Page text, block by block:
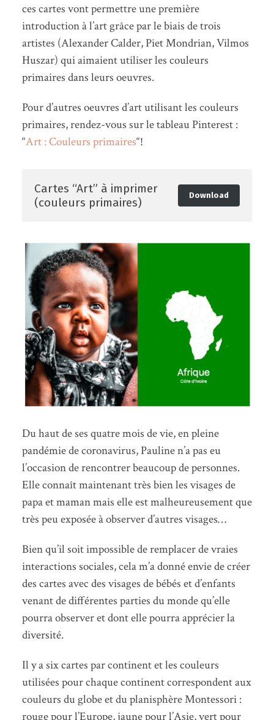
ces cartes vont permettre une première
introduction à l’art grâce par le biais de trois
artistes (Alexander Calder, Piet Mondrian, Vilmos
Huszar) qui aimaient utiliser les couleurs
primaires dans leurs oeuvres.
Pour d’autres oeuvres d’art utilisant les couleurs
primaires, rendez-vous sur le tableau Pinterest :
“Art : Couleurs primaires“!
Cartes “Art” à imprimer
(couleurs primaires)
Download
Du haut de ses quatre mois de vie, en pleine
pandémie de coronavirus, Pauline n’a pas eu
l’occasion de rencontrer beaucoup de personnes.
Elle connaît maintenant très bien les visages de
papa et maman mais elle est malheureusement que
très peu exposée à observer d’autres visages…
Bien qu’il soit impossible de remplacer de vraies
interactions sociales, cela m’a donné envie de créer
des cartes avec des visages de bébés et d’enfants
venant de différentes parties du monde qu’elle
pourra observer et dont elle pourra apprécier la
diversité.
Il y a six cartes par continent et les couleurs
utilisées pour chaque continent correspondent aux
couleurs du globe et du planisphère Montessori :
rouge pour l’Europe, jaune pour l’Asie, vert pour